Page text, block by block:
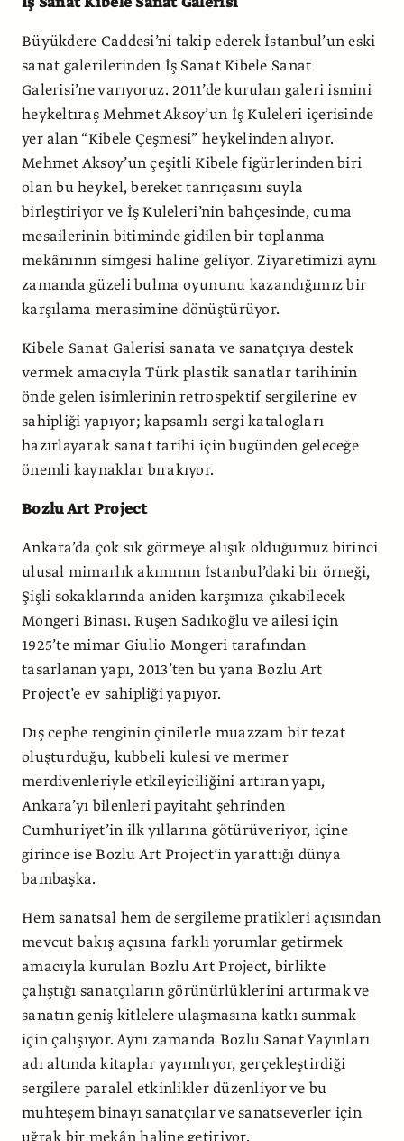
Büyükdere Caddesi’ni takip ederek İstanbul’un eski
sanat galerilerinden İş Sanat Kibele Sanat
Galerisi’ne varıyoruz. 2011’de kurulan galeri ismini
heykeltıraş Mehmet Aksoy’un İş Kuleleri içerisinde
yer alan “Kibele Çeşmesi” heykelinden alıyor.
Mehmet Aksoy’un çeşitli Kibele figürlerinden biri
olan bu heykel, bereket tanrıçasını suyla
birleştiriyor ve İş Kuleleri’nin bahçesinde, cuma
mesailerinin bitiminde gidilen bir toplanma
mekânının simgesi haline geliyor. Ziyaretimizi aynı
zamanda güzeli bulma oyununu kazandığımız bir
karşılama merasimine dönüştürüyor.
Kibele Sanat Galerisi sanata ve sanatçıya destek
vermek amacıyla Türk plastik sanatlar tarihinin
önde gelen isimlerinin retrospektif sergilerine ev
sahipliği yapıyor; kapsamlı sergi katalogları
hazırlayarak sanat tarihi için bugünden geleceğe
önemli kaynaklar bırakıyor.
Bozlu Art Project
Ankara’da çok sık görmeye alışık olduğumuz birinci
ulusal mimarlık akımının İstanbul’daki bir örneği,
Şişli sokaklarında aniden karşınıza çıkabilecek
Mongeri Binası. Ruşen Sadıkoğlu ve ailesi için
1925’te mimar Giulio Mongeri tarafından
tasarlanan yapı, 2013’ten bu yana Bozlu Art
Project’e ev sahipliği yapıyor.
Dış cephe renginin çinilerle muazzam bir tezat
oluşturduğu, kubbeli kulesi ve mermer
merdivenleriyle etkileyiciliğini artıran yapı,
Ankara’yı bilenleri payitaht şehrinden
Cumhuriyet’in ilk yıllarına götürüveriyor, içine
girince ise Bozlu Art Project’in yarattığı dünya
bambaşka.
Hem sanatsal hem de sergileme pratikleri açısından
mevcut bakış açısına farklı yorumlar getirmek
amacıyla kurulan Bozlu Art Project, birlikte
çalıştığı sanatçıların görünürlüklerini artırmak ve
sanatın geniş kitlelere ulaşmasına katkı sunmak
için çalışıyor. Aynı zamanda Bozlu Sanat Yayınları
adı altında kitaplar yayımlıyor, gerçekleştirdiği
sergilere paralel etkinlikler düzenliyor ve bu
muhteşem binayı sanatçılar ve sanatseverler için